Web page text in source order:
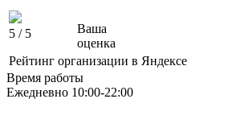
5 / 5
Ваша
оценка
Рейтинг организации в Яндексе
Время работы
Ежедневно 10:00-22:00